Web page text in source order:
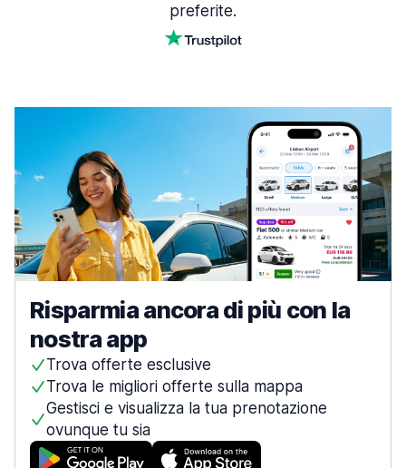
preferite.
Risparmia ancora di più con la
nostra app
Trova offerte esclusive
Trova le migliori offerte sulla mappa
Gestisci e visualizza la tua prenotazione
ovunque tu sia